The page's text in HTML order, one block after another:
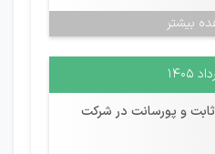
بیشتر
ثابت و پورسانت در شرکت